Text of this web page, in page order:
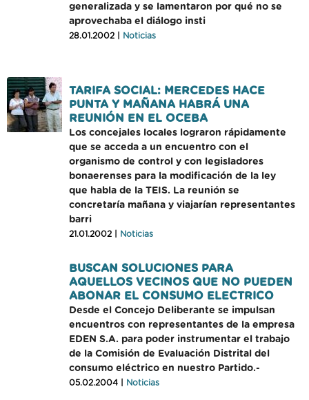
generalizada y se lamentaron por qué no se
aprovechaba el diálogo insti
28.01.2002 | Noticias
TARIFA SOCIAL: MERCEDES HACE
PUNTA Y MAÑANA HABRÁ UNA
REUNIÓN EN EL OCEBA
Los concejales locales lograron rápidamente
que se acceda a un encuentro con el
organismo de control y con legisladores
bonaerenses para la modificación de la ley
que habla de la TEIS. La reunión se
concretaría mañana y viajarían representantes
barri
21.01.2002 | Noticias
BUSCAN SOLUCIONES PARA
AQUELLOS VECINOS QUE NO PUEDEN
ABONAR EL CONSUMO ELECTRICO
Desde el Concejo Deliberante se impulsan
encuentros con representantes de la empresa
EDEN S.A. para poder instrumentar el trabajo
de la Comisión de Evaluación Distrital del
consumo eléctrico en nuestro Partido.-
05.02.2004 | Noticias